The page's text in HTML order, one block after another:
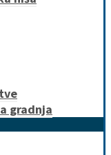
gradnja